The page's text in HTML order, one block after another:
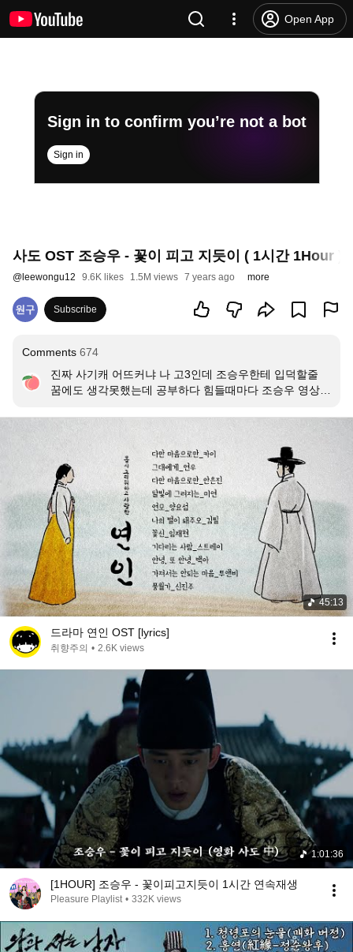
Open App
Sign in to confirm you’re not a bot
Sign in
사도 OST 조승우 - 꽃이 피고 지듯이 ( 1시간 1Hour )
@ leewongu12 9.6K likes 1.5M views 7 years ago more
Subscribe
Comments 674
진짜 사기캐 어뜨커냐 나 고3인데 조승우한테 입덕할줄
꿈에도 생각못했는데 공부하다 힘들때마다 조승우 영상봐
45:13
드라마 연인 OST [lyrics]
취향주의 • 2.6K views
1:01:36
[1HOUR] 조승우 - 꽃이피고지듯이 1시간 연속재생
Pleasure Playlist • 332K views